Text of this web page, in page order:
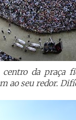
da praça
ao seu redor.